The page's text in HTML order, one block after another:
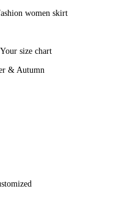
women skirt
size chart
& Autumn